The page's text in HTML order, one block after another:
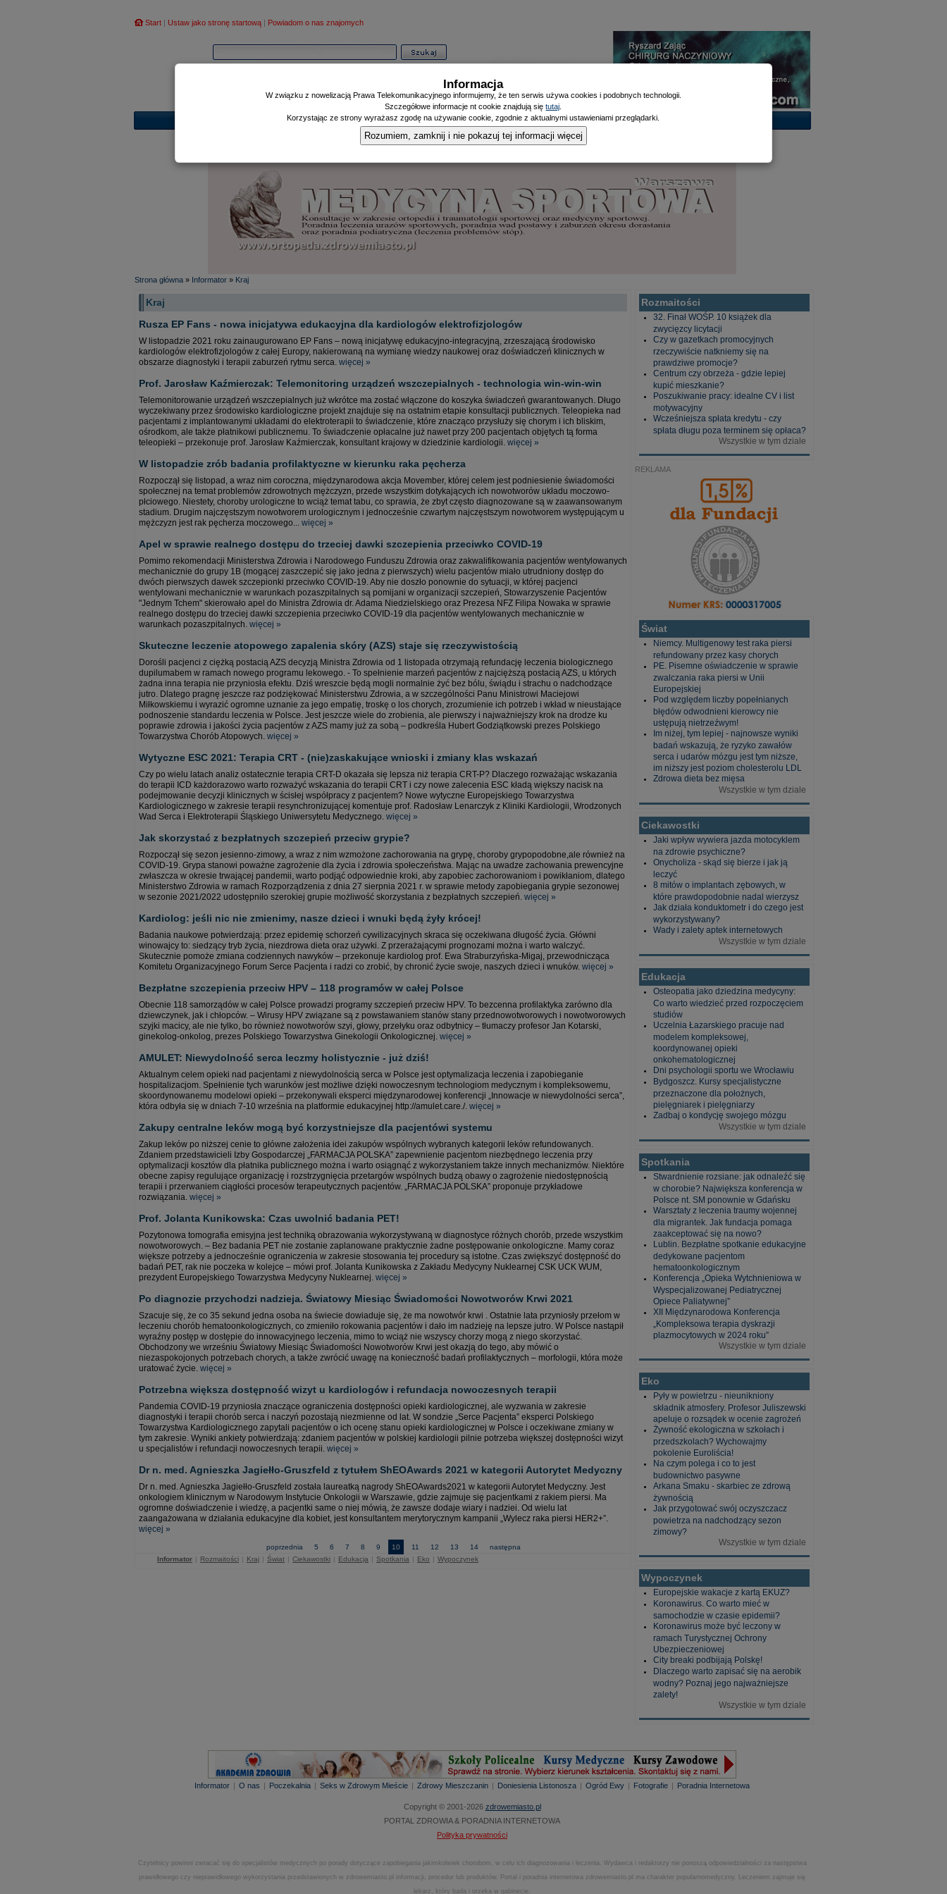
Start | Ustaw jako stronę startową | Powiadom o nas znajomych
Informator|Poczekalnia|Zdrowy Mieszczanin|Doniesienia Listonosza
Strona główna » Informator » Kraj
Kraj
Rusza EP Fans - nowa inicjatywa edukacyjna dla kardiologów elektrofizjologów
W listopadzie 2021 roku zainaugurowano EP Fans – nową inicjatywę edukacyjno-integracyjną, zrzeszającą środowisko
kardiologów elektrofizjologów z całej Europy, nakierowaną na wymianę wiedzy naukowej oraz doświadczeń klinicznych w
obszarze diagnostyki i terapii zaburzeń rytmu serca. więcej »
Prof. Jarosław Kaźmierczak: Telemonitoring urządzeń wszczepialnych - technologia win-win-win
Telemonitorowanie urządzeń wszczepialnych już wkrótce ma zostać włączone do koszyka świadczeń gwarantowanych. Długo
wyczekiwany przez środowisko kardiologiczne projekt znajduje się na ostatnim etapie konsultacji publicznych. Teleopieka nad
pacjentami z implantowanymi układami do elektroterapii to świadczenie, które znacząco przysłuży się chorym i ich bliskim,
ośrodkom, ale także płatnikowi publicznemu. To świadczenie opłacalne już nawet przy 200 pacjentach objętych tą forma
teleopieki – przekonuje prof. Jarosław Kaźmierczak, konsultant krajowy w dziedzinie kardiologii. więcej »
W listopadzie zrób badania profilaktyczne w kierunku raka pęcherza
Rozpoczął się listopad, a wraz nim coroczna, międzynarodowa akcja Movember, której celem jest podniesienie świadomości
społecznej na temat problemów zdrowotnych mężczyzn, przede wszystkim dotykających ich nowotworów układu moczowo-
płciowego. Niestety, choroby urologiczne to wciąż temat tabu, co sprawia, że zbyt często diagnozowane są w zaawansowanym
stadium. Drugim najczęstszym nowotworem urologicznym i jednocześnie czwartym najczęstszym nowotworem występującym u
mężczyzn jest rak pęcherza moczowego... więcej »
Apel w sprawie realnego dostępu do trzeciej dawki szczepienia przeciwko COVID-19
Pomimo rekomendacji Ministerstwa Zdrowia i Narodowego Funduszu Zdrowia oraz zakwalifikowania pacjentów wentylowanych
mechanicznie do grupy 1B (mogącej zaszczepić się jako jedna z pierwszych) wielu pacjentów miało utrudniony dostęp do
dwóch pierwszych dawek szczepionki przeciwko COVID-19. Aby nie doszło ponownie do sytuacji, w której pacjenci
wentylowani mechanicznie w warunkach pozaszpitalnych są pomijani w organizacji szczepień, Stowarzyszenie Pacjentów
"Jednym Tchem" skierowało apel do Ministra Zdrowia dr. Adama Niedzielskiego oraz Prezesa NFZ Filipa Nowaka w sprawie
realnego dostępu do trzeciej dawki szczepienia przeciwko COVID-19 dla pacjentów wentylowanych mechanicznie w
warunkach pozaszpitalnych. więcej »
Skuteczne leczenie atopowego zapalenia skóry (AZS) staje się rzeczywistością
Dorośli pacjenci z ciężką postacią AZS decyzją Ministra Zdrowia od 1 listopada otrzymają refundację leczenia biologicznego
dupilumabem w ramach nowego programu lekowego. - To spełnienie marzeń pacjentów z najcięższą postacią AZS, u których
żadna inna terapia nie przyniosła efektu. Dziś wreszcie będą mogli normalnie żyć bez bólu, świądu i strachu o nadchodzące
jutro. Dlatego pragnę jeszcze raz podziękować Ministerstwu Zdrowia, a w szczególności Panu Ministrowi Maciejowi
Miłkowskiemu i wyrazić ogromne uznanie za jego empatię, troskę o los chorych, zrozumienie ich potrzeb i wkład w nieustające
podnoszenie standardu leczenia w Polsce. Jest jeszcze wiele do zrobienia, ale pierwszy i najważniejszy krok na drodze ku
poprawie zdrowia i jakości życia pacjentów z AZS mamy już za sobą – podkreśla Hubert Godziątkowski prezes Polskiego
Towarzystwa Chorób Atopowych. więcej »
Wytyczne ESC 2021: Terapia CRT - (nie)zaskakujące wnioski i zmiany klas wskazań
Czy po wielu latach analiz ostatecznie terapia CRT-D okazała się lepsza niż terapia CRT-P? Dlaczego rozważając wskazania
do terapii ICD każdorazowo warto rozważyć wskazania do terapii CRT i czy nowe zalecenia ESC kładą większy nacisk na
podejmowanie decyzji klinicznych w ścisłej współpracy z pacjentem? Nowe wytyczne Europejskiego Towarzystwa
Kardiologicznego w zakresie terapii resynchronizującej komentuje prof. Radosław Lenarczyk z Kliniki Kardiologii, Wrodzonych
Wad Serca i Elektroterapii Śląskiego Uniwersytetu Medycznego. więcej »
Jak skorzystać z bezpłatnych szczepień przeciw grypie?
Rozpoczął się sezon jesienno-zimowy, a wraz z nim wzmożone zachorowania na grypę, choroby grypopodobne,ale również na
COVID-19. Grypa stanowi poważne zagrożenie dla życia i zdrowia społeczeństwa. Mając na uwadze zachowania prewencyjne
zwłaszcza w okresie trwającej pandemii, warto podjąć odpowiednie kroki, aby zapobiec zachorowaniom i powikłaniom, dlatego
Ministerstwo Zdrowia w ramach Rozporządzenia z dnia 27 sierpnia 2021 r. w sprawie metody zapobiegania grypie sezonowej
w sezonie 2021/2022 udostępniło szerokiej grupie możliwość skorzystania z bezpłatnych szczepień. więcej »
Kardiolog: jeśli nic nie zmienimy, nasze dzieci i wnuki będą żyły krócej!
Badania naukowe potwierdzają: przez epidemię schorzeń cywilizacyjnych skraca się oczekiwana długość życia. Główni
winowajcy to: siedzący tryb życia, niezdrowa dieta oraz używki. Z przerażającymi prognozami można i warto walczyć.
Skutecznie pomoże zmiana codziennych nawyków – przekonuje kardiolog prof. Ewa Straburzyńska-Migaj, przewodnicząca
Komitetu Organizacyjnego Forum Serce Pacjenta i radzi co zrobić, by chronić życie swoje, naszych dzieci i wnuków. więcej »
Bezpłatne szczepienia przeciw HPV – 118 programów w całej Polsce
Obecnie 118 samorządów w całej Polsce prowadzi programy szczepień przeciw HPV. To bezcenna profilaktyka zarówno dla
dziewczynek, jak i chłopców. – Wirusy HPV związane są z powstawaniem stanów stany przednowotworowych i nowotworowych
szyjki macicy, ale nie tylko, bo również nowotworów szyi, głowy, przełyku oraz odbytnicy – tłumaczy profesor Jan Kotarski,
ginekolog-onkolog, prezes Polskiego Towarzystwa Ginekologii Onkologicznej. więcej »
AMULET: Niewydolność serca leczmy holistycznie - już dziś!
Aktualnym celem opieki nad pacjentami z niewydolnością serca w Polsce jest optymalizacja leczenia i zapobieganie
hospitalizacjom. Spełnienie tych warunków jest możliwe dzięki nowoczesnym technologiom medycznym i kompleksowemu,
skoordynowanemu modelowi opieki – przekonywali eksperci międzynarodowej konferencji „Innowacje w niewydolności serca”,
która odbyła się w dniach 7-10 września na platformie edukacyjnej http://amulet.care./. więcej »
Zakupy centralne leków mogą być korzystniejsze dla pacjentówi systemu
Zakup leków po niższej cenie to główne założenia idei zakupów wspólnych wybranych kategorii leków refundowanych.
Zdaniem przedstawicieli Izby Gospodarczej „FARMACJA POLSKA” zapewnienie pacjentom niezbędnego leczenia przy
optymalizacji kosztów dla płatnika publicznego można i warto osiągnąć z wykorzystaniem także innych mechanizmów. Niektóre
obecne zapisy regulujące organizację i rozstrzygnięcia przetargów wspólnych budzą obawy o zagrożenie niedostępnością
terapii i przerwaniem ciągłości procesów terapeutycznych pacjentów. „FARMACJA POLSKA” proponuje przykładowe
rozwiązania. więcej »
Prof. Jolanta Kunikowska: Czas uwolnić badania PET!
Pozytonowa tomografia emisyjna jest techniką obrazowania wykorzystywaną w diagnostyce różnych chorób, przede wszystkim
nowotworowych. – Bez badania PET nie zostanie zaplanowane praktycznie żadne postępowanie onkologiczne. Mamy coraz
większe potrzeby a jednocześnie ograniczenia w zakresie stosowania tej procedury są istotne. Czas zwiększyć dostępność do
badań PET, rak nie poczeka w kolejce – mówi prof. Jolanta Kunikowska z Zakładu Medycyny Nuklearnej CSK UCK WUM,
prezydent Europejskiego Towarzystwa Medycyny Nuklearnej. więcej »
Po diagnozie przychodzi nadzieja. Światowy Miesiąc Świadomości Nowotworów Krwi 2021
Szacuje się, że co 35 sekund jedna osoba na świecie dowiaduje się, że ma nowotwór krwi . Ostatnie lata przyniosły przełom w
leczeniu chorób hematoonkologicznych, co zmieniło rokowania pacjentów i dało im nadzieję na lepsze jutro. W Polsce nastąpił
wyraźny postęp w dostępie do innowacyjnego leczenia, mimo to wciąż nie wszyscy chorzy mogą z niego skorzystać.
Obchodzony we wrześniu Światowy Miesiąc Świadomości Nowotworów Krwi jest okazją do tego, aby mówić o
niezaspokojonych potrzebach chorych, a także zwrócić uwagę na konieczność badań profilaktycznych – morfologii, która może
uratować życie. więcej »
Potrzebna większa dostępność wizyt u kardiologów i refundacja nowoczesnych terapii
Pandemia COVID-19 przyniosła znaczące ograniczenia dostępności opieki kardiologicznej, ale wyzwania w zakresie
diagnostyki i terapii chorób serca i naczyń pozostają niezmienne od lat. W sondzie „Serce Pacjenta” eksperci Polskiego
Towarzystwa Kardiologicznego zapytali pacjentów o ich ocenę stanu opieki kardiologicznej w Polsce i oczekiwane zmiany w
tym zakresie. Wyniki ankiety potwierdzają: zdaniem pacjentów w polskiej kardiologii pilnie potrzeba większej dostępności wizyt
u specjalistów i refundacji nowoczesnych terapii. więcej »
Dr n. med. Agnieszka Jagiełło-Gruszfeld z tytułem ShEOAwards 2021 w kategorii Autorytet Medyczny
Dr n. med. Agnieszka Jagiełło-Gruszfeld została laureatką nagrody ShEOAwards2021 w kategorii Autorytet Medyczny. Jest
onkologiem klinicznym w Narodowym Instytucie Onkologii w Warszawie, gdzie zajmuje się pacjentkami z rakiem piersi. Ma
ogromne doświadczenie i wiedzę, a pacjentki same o niej mówią, że zawsze dodaje wiary i nadziei. Od wielu lat
zaangażowana w działania edukacyjne dla kobiet, jest konsultantem merytorycznym kampanii „Wylecz raka piersi HER2+”.
więcej »
poprzednia 5 6 7 8 9 10 11 12 13 14
następna
Informator | Rozmaitości | Kraj | Świat | Ciekawostki | Edukacja | Spotkania | Eko | Wypoczynek
Rozmaitości
32. Finał WOŚP. 10 książek dla
zwycięzcy licytacji
Czy w gazetkach promocyjnych
rzeczywiście natkniemy się na
prawdziwe promocje?
Centrum czy obrzeża - gdzie lepiej
kupić mieszkanie?
Poszukiwanie pracy: idealne CV i list
motywacyjny
Wcześniejsza spłata kredytu - czy
spłata długu poza terminem się opłaca?
Wszystkie w tym dziale
REKLAMA
Świat
Niemcy. Multigenowy test raka piersi
refundowany przez kasy chorych
PE. Pisemne oświadczenie w sprawie
zwalczania raka piersi w Unii
Europejskiej
Pod względem liczby popełnianych
błędów odwodnieni kierowcy nie
ustępują nietrzeźwym!
Im niżej, tym lepiej - najnowsze wyniki
badań wskazują, że ryzyko zawałów
serca i udarów mózgu jest tym niższe,
im niższy jest poziom cholesterolu LDL
Zdrowa dieta bez mięsa
Wszystkie w tym dziale
Ciekawostki
Jaki wpływ wywiera jazda motocyklem
na zdrowie psychiczne?
Onycholiza - skąd się bierze i jak ją
leczyć
8 mitów o implantach zębowych, w
które prawdopodobnie nadal wierzysz
Jak działa konduktometr i do czego jest
wykorzystywany?
Wady i zalety aptek internetowych
Wszystkie w tym dziale
Edukacja
Osteopatia jako dziedzina medycyny:
Co warto wiedzieć przed rozpoczęciem
studiów
Uczelnia Łazarskiego pracuje nad
modelem kompleksowej,
koordynowanej opieki
onkohematologicznej
Dni psychologii sportu we Wrocławiu
Bydgoszcz. Kursy specjalistyczne
przeznaczone dla położnych,
pielęgniarek i pielęgniarzy
Zadbaj o kondycję swojego mózgu
Wszystkie w tym dziale
Spotkania
Stwardnienie rozsiane: jak odnaleźć się
w chorobie? Największa konferencja w
Polsce nt. SM ponownie w Gdańsku
Warsztaty z leczenia traumy wojennej
dla migrantek. Jak fundacja pomaga
zaakceptować się na nowo?
Lublin. Bezpłatne spotkanie edukacyjne
dedykowane pacjentom
hematoonkologicznym
Konferencja „Opieka Wytchnieniowa w
Wyspecjalizowanej Pediatrycznej
Opiece Paliatywnej”
XII Międzynarodowa Konferencja
„Kompleksowa terapia dyskrazji
plazmocytowych w 2024 roku”
Wszystkie w tym dziale
Eko
Pyły w powietrzu - nieunikniony
składnik atmosfery. Profesor Juliszewski
apeluje o rozsądek w ocenie zagrożeń
Żywność ekologiczna w szkołach i
przedszkolach? Wychowajmy
pokolenie Euroliścia!
Na czym polega i co to jest
budownictwo pasywne
Arkana Smaku - skarbiec ze zdrową
żywnością
Jak przygotować swój oczyszczacz
powietrza na nadchodzący sezon
zimowy?
Wszystkie w tym dziale
Wypoczynek
Europejskie wakacje z kartą EKUZ?
Koronawirus. Co warto mieć w
samochodzie w czasie epidemii?
Koronawirus może być leczony w
ramach Turystycznej Ochrony
Ubezpieczeniowej
City breaki podbijają Polskę!
Dlaczego warto zapisać się na aerobik
wodny? Poznaj jego najważniejsze
zalety!
Wszystkie w tym dziale
Informator | O nas | Poczekalnia | Seks w Zdrowym Mieście | Zdrowy Mieszczanin | Doniesienia Listonosza | Ogród Ewy | Fotografie | Poradnia Internetowa
Copyright © 2001-2026 zdrowemiasto.pl
PORTAL ZDROWIA & PORADNIA INTERNETOWA
Polityka prywatności
Czytelnicy powinni zwracać się do specjalistów medycznych po porady dotyczące zapobiegania jakimkolwiek chorobom, w celu ich diagnozowania i leczenia. Wydawca i redaktorzy nie ponoszą odpowiedzialności za następstwa
prawidłowego czy nieprawidłowego wykorzystania przedstawionych w zdrowemiasto.pl informacji, procedur lub produktów. Portal i poradnia internetowa zdrowemiasto.pl ma charakter popularnomedyczny. Leczeniem zajmuje się
lekarz, który bada i orzeka w gabinecie.
Informacja
W związku z nowelizacją Prawa Telekomunikacyjnego informujemy, że ten serwis używa cookies i podobnych technologii.
Szczegółowe informacje nt cookie znajdują siętutaj
Korzystając ze strony wyrażasz zgodę na używanie cookie, zgodnie z aktualnymi ustawieniami przeglądarki.
Rozumiem, zamknij i nie pokazuj tej informacji więcej